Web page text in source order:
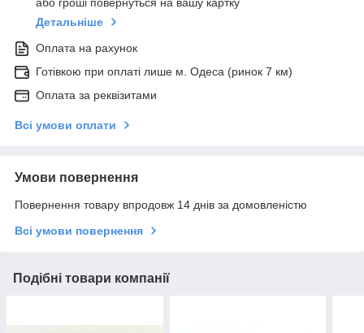
Детальніше
Оплата на рахунок
Готівкою при оплаті лише м. Одеса (ринок 7 км)
Оплата за реквізитами
Всі умови оплати
Умови повернення
Повернення товару впродовж 14 днів за домовленістю
Всі умови повернення
Подібні товари компанії